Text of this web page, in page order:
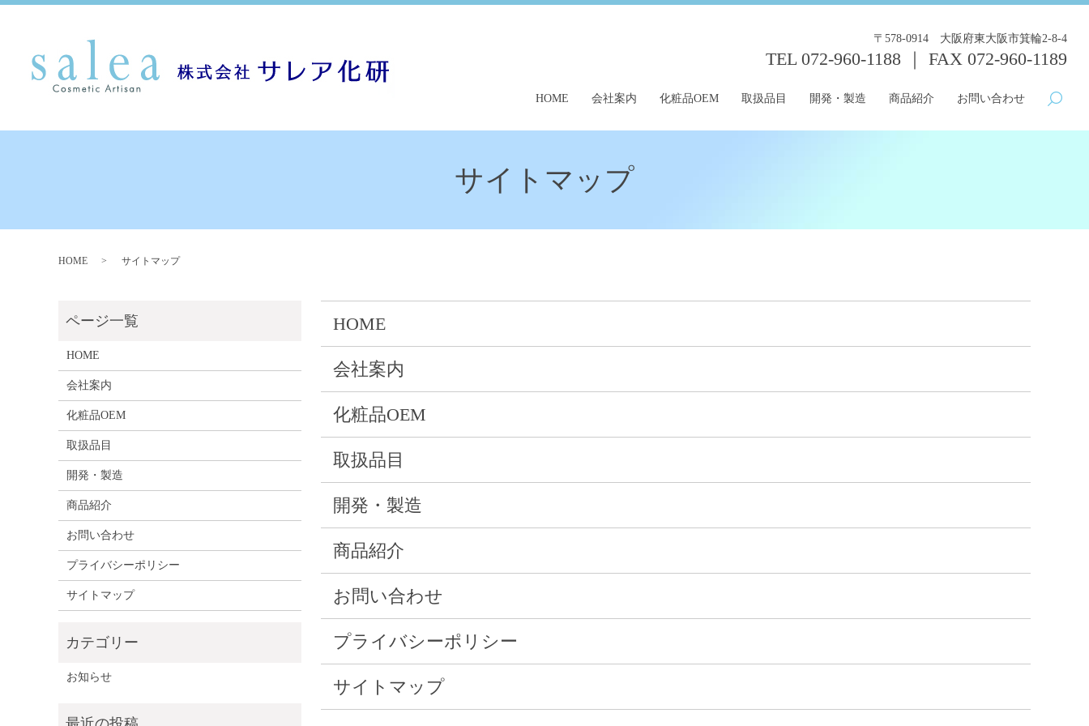
〒578-0914 大阪府東大阪市箕輪2-8-4
TEL072-960-1188 ｜ FAX 072-960-1189
HOME 会社案内 化粧品OEM 取扱品目 開発・製造 商品紹介 お問い合わせ
サイトマップ
HOME サイトマップ
HOME
会社案内
化粧品OEM
取扱品目
開発・製造
商品紹介
お問い合わせ
プライバシーポリシー
サイトマップ
HOME
会社案内
化粧品OEM
取扱品目
開発・製造
商品紹介
お問い合わせ
プライバシーポリシー
サイトマップ
お知らせ